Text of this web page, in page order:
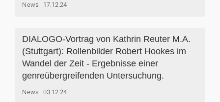
News 17.12.24
DIALOGO-Vortrag von Kathrin Reuter M.A.
(Stuttgart): Rollenbilder Robert Hookes im
Wandel der Zeit - Ergebnisse einer
genreübergreifenden Untersuchung.
News 03.12.24